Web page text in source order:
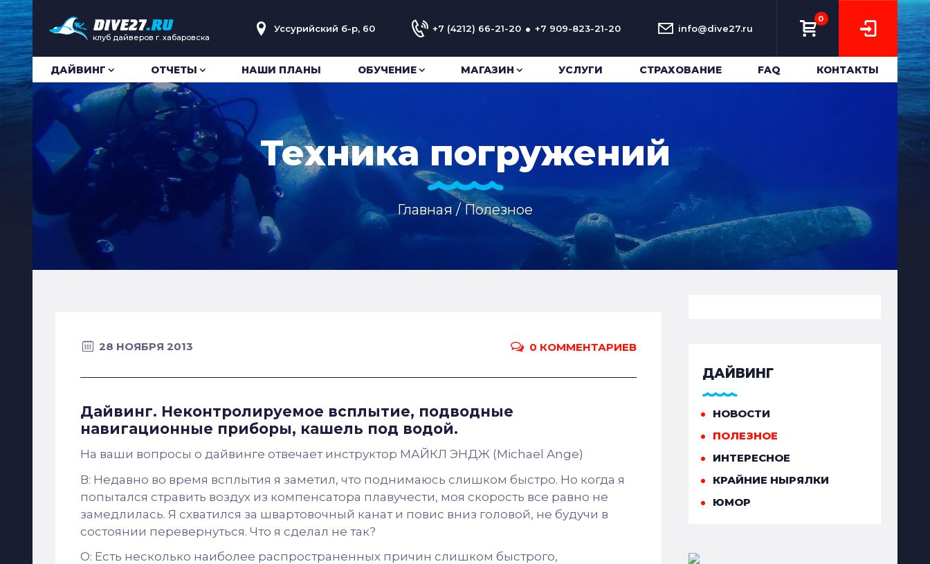
клуб дайверов г. хабаровска
Уссурийский б-р, 60 +7 (4212) 66-21-20 • +7 909-823-21-20 info@dive27.ru
0
ДАЙВИНГ ОТЧЕТЫ НАШИ ПЛАНЫ ОБУЧЕНИЕ МАГАЗИН УСЛУГИ СТРАХОВАНИЕ FAQ КОНТАКТЫ
Техника погружений
Главная/ Полезное
28 НОЯБРЯ 2013 0 КОММЕНТАРИЕВ
Дайвинг. Неконтролируемое всплытие, подводные
навигационные приборы, кашель под водой.
На ваши вопросы о дайвинге отвечает инструктор МАЙКЛ ЭНДЖ (Michael Ange)
В: Недавно во время всплытия я заметил, что поднимаюсь слишком быстро. Но когда я
попытался стравить воздух из компенсатора плавучести, моя скорость все равно не
замедлилась. Я схватился за швартовочный канат и повис вниз головой, не будучи в
состоянии перевернуться. Что я сделал не так?
О: Есть несколько наиболее распространенных причин слишком быстрого,
ДАЙВИНГ
НОВОСТИ
ПОЛЕЗНОЕ
ИНТЕРЕСНОЕ
КРАЙНИЕ НЫРЯЛКИ
ЮМОР